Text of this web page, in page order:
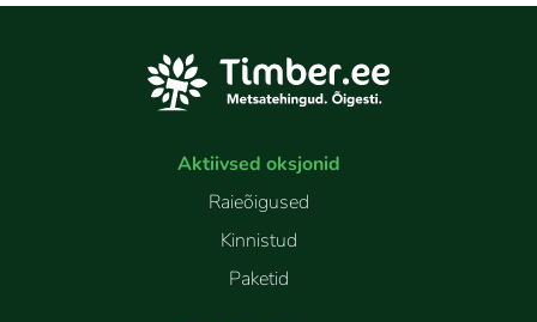
Aktiivsed oksjonid
Raieõigused
Kinnistud
Paketid